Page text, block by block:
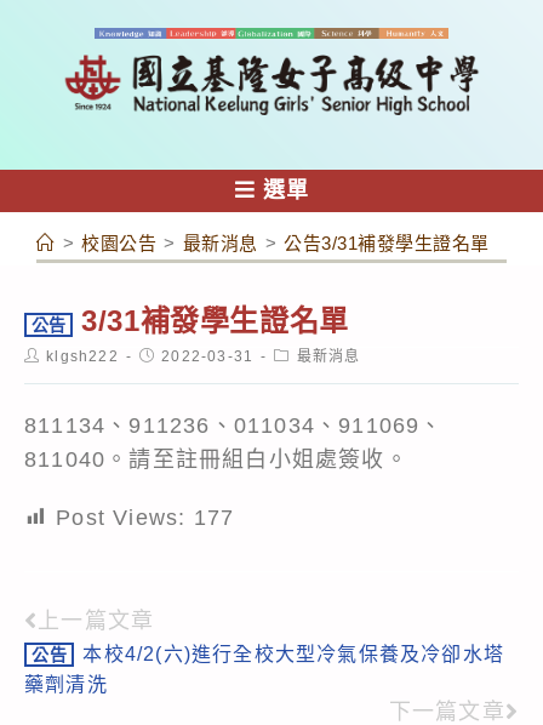
容
選單
> 校園公告 > 最新消息 > 公告3/31補發學生證名單
公告 3/31補發學生證名單
Postklgsh222
Post2022-03-31
Post最新消息
811134、911236、011034、911069、
811040。請至註冊組白小姐處簽收。
Post Views: 177
Read
more
上一篇文章
公告
本校4/2(六)進行全校大型冷氣保養及冷卻水塔
藥劑清洗
下一篇文章